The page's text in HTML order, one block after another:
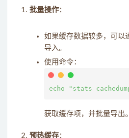
批量操作：
如果缓存数据较多，可以
导入。
使用命令：
获取缓存项，并批量导出。
预热缓存：